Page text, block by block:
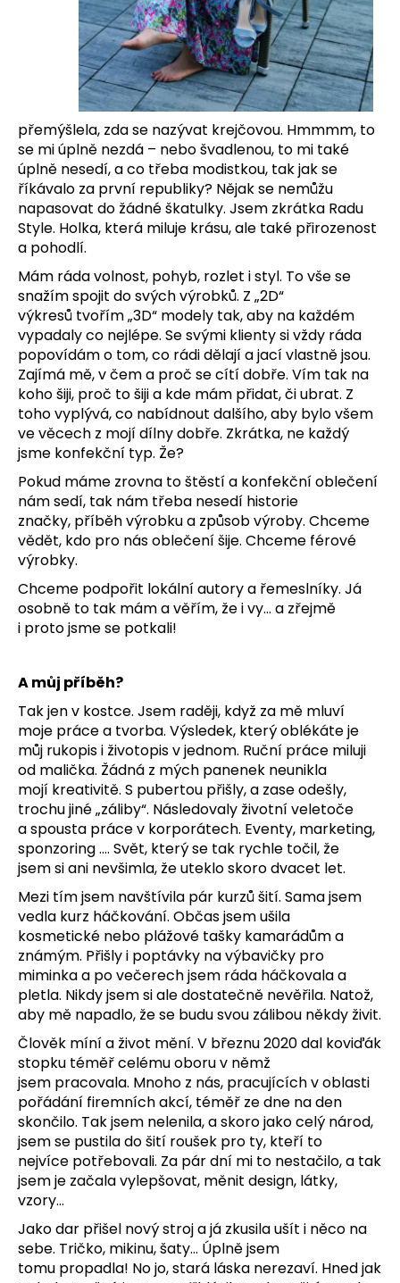
přemýšlela, zda se nazývat krejčovou. Hmmmm, to
se mi úplně nezdá – nebo švadlenou, to mi také
úplně nesedí, a co třeba modistkou, tak jak se
říkávalo za první republiky? Nějak se nemůžu
napasovat do žádné škatulky. Jsem zkrátka Radu
Style. Holka, která miluje krásu, ale také přirozenost
a pohodlí.
Mám ráda volnost, pohyb, rozlet i styl. To vše se
snažím spojit do svých výrobků. Z „2D“
výkresů tvořím „3D“ modely tak, aby na každém
vypadaly co nejlépe. Se svými klienty si vždy ráda
popovídámo tom, co rádi dělají a jací vlastně jsou.
Zajímá mě, v čem a proč se cítí dobře. Vím tak na
koho šiji, proč to šiji a kde mám přidat, či ubrat. Z
toho vyplývá, co nabídnout dalšího, aby bylo všem
ve věcech z mojí dílny dobře. Zkrátka, ne každý
jsme konfekční typ. Že?
Pokud máme zrovna to štěstí a konfekční oblečení
nám sedí, tak nám třeba nesedí historie
značky, příběh výrobku a způsob výroby. Chceme
vědět, kdo pro nás oblečení šije. Chceme férové
výrobky.
Chceme podpořit lokální autory a řemeslníky. Já
osobně to tak mám a věřím, že i vy… a zřejmě
i proto jsme se potkali!
A můj příběh?
Tak jen v kostce. Jsem raději, když za mě mluví
moje práce a tvorba. Výsledek, který oblékáte je
můj rukopis i životopis v jednom. Ruční práce miluji
od malička. Žádná z mých panenek neunikla
mojí kreativitě. S pubertou přišly, a zase odešly,
trochu jiné „záliby“. Následovaly životní veletoče
aspousta práce v korporátech. Eventy, marketing,
sponzoring …. Svět, který se tak rychle točil, že
jsemsi ani nevšimla, že uteklo skoro dvacet let.
Mezi tím jsem navštívila pár kurzů šití. Sama jsem
vedla kurz háčkování. Občas jsem ušila
kosmetické nebo plážové tašky kamarádům a
známým. Přišly i poptávky na výbavičky pro
miminka a po večerechjsem ráda háčkovala a
pletla. Nikdy jsem si ale dostatečně nevěřila. Natož,
aby mě napadlo, že se budu svou zálibou někdy živit.
Člověk míní a život mění. V březnu 2020 dal koviďák
stopku téměř celému oboru v němž
jsem pracovala. Mnoho z nás, pracujících v oblasti
pořádání firemních akcí, téměř ze dne na den
skončilo. Tak jsem nelenila, a skoro jako celý národ,
jsem se pustila do šití roušek pro ty, kteří to
nejvíce potřebovali. Za pár dní mi to nestačilo, a tak
jsem je začala vylepšovat, měnit design, látky,
vzory…
Jako dar přišel nový stroj a já zkusila ušít i něco na
sebe. Tričko, mikinu, šaty… Úplně jsem
tomu propadla! No jo, stará láska nerezaví. Hned jak
HLEDAT
D
o
p
o
r
u
č
u
j
e
m
e
ŽUPAN
PRO
PSA
490
Kč